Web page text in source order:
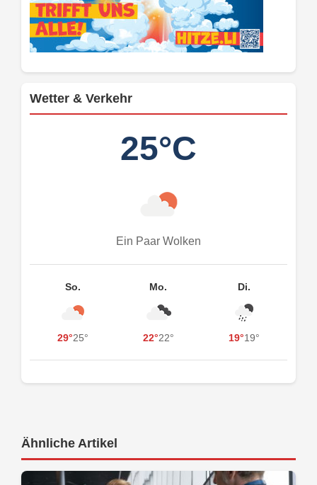
Wetter & Verkehr
25°C
Ein Paar Wolken
So.
29°25°
Mo.
22°22°
Di.
19°19°
Ähnliche Artikel